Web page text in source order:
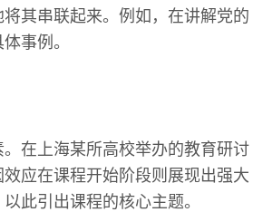
其串联起来。例如，在讲解党的
事例。
在上海某所高校举办的教育研讨
应在课程开始阶段则展现出强大
此引出课程的核心主题。